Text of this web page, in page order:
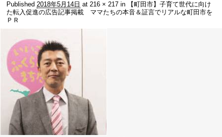
Published2018年5月14日 at216 × 217 in
【町田市】子育て世代に向け
た転入促進の広告記事掲載 ママたちの本音＆証言でリアルな町田市を
ＰＲ